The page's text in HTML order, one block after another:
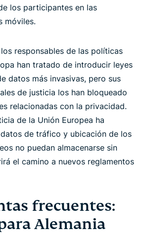
los participantes en las
móviles.
responsables de las políticas
han tratado de introducir leyes
datos más invasivas, pero sus
de justicia los han bloqueado
relacionadas con la privacidad.
de la Unión Europea ha
de tráfico y ubicación de los
no puedan almacenarse sin
el camino a nuevos reglamentos
frecuentes:
Alemania